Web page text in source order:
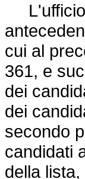
L'ufficio
cui al
361, e
dei
dei
secondo
candidati
della